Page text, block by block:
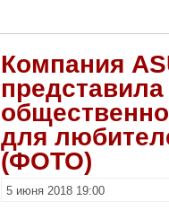
Компания
для
(ФОТО)
5 июня 2018 19:00